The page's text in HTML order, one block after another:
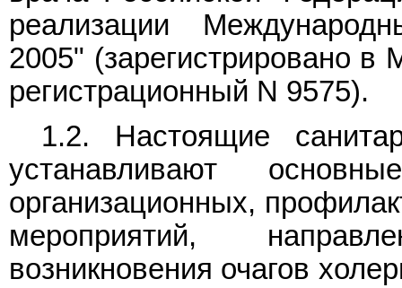
реализации
2005" (зарегистрировано
регистрационный N 9575).
1.2. Настоящие
устанавливают
организационных,
мероприятий,
возникновения очагов